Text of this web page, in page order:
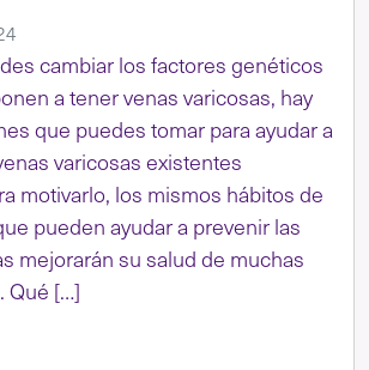
cambiar los factores genéticos
a tener venas varicosas, hay
que puedes tomar para ayudar a
varicosas existentes
motivarlo, los mismos hábitos de
pueden ayudar a prevenir las
mejorarán su salud de muchas
Qué […]